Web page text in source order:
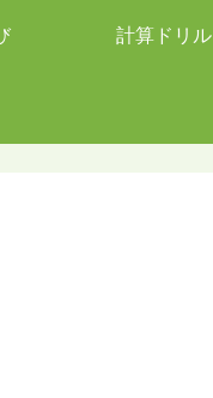
計算ドリル